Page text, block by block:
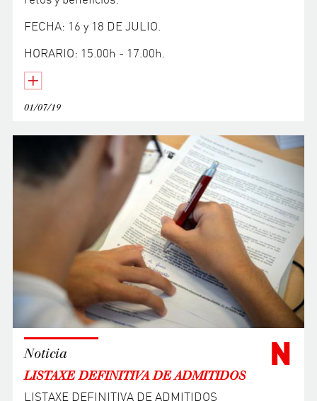
FECHA: 16 y 18 DE JULIO.
HORARIO: 15.00h - 17.00h.
01/07/19
N
Noticia
LISTAXE DEFINITIVA DE ADMITIDOS
LISTAXE DEFINITIVA DE ADMITIDOS